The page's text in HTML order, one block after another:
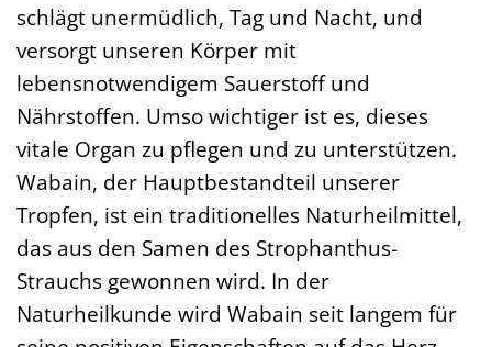
schlägt unermüdlich, Tag und Nacht, und
versorgt unseren Körper mit
lebensnotwendigem Sauerstoff und
Nährstoffen. Umso wichtiger ist es, dieses
vitale Organ zu pflegen und zu unterstützen.
Wabain, der Hauptbestandteil unserer
Tropfen, ist ein traditionelles Naturheilmittel,
das aus den Samen des Strophanthus-
Strauchs gewonnen wird. In der
Naturheilkunde wird Wabain seit langem für